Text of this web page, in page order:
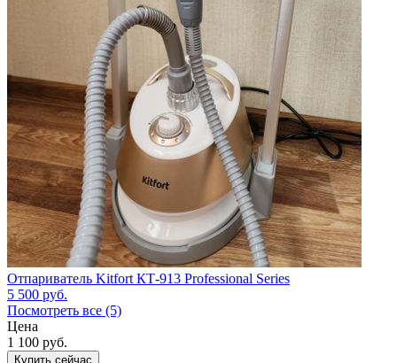
Отпариватель Kitfort КТ-913 Professional Series
5 500 руб.
Посмотреть все (5)
Цена
1 100 руб.
Купить сейчас